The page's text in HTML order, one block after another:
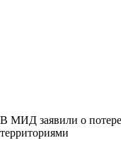
В МИД заявили о
территориями